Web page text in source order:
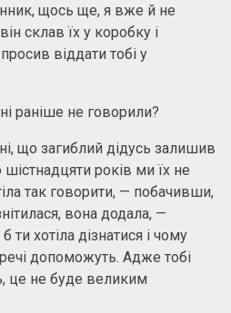
щось ще, я вже й не
склав їх у коробку і
віддати тобі у
раніше не говорили?
що загиблий дідусь залишив
років ми їх не
так говорити, — побачивши,
вона додала, —
хотіла дізнатися і чому
допоможуть. Адже тобі
це не буде великим